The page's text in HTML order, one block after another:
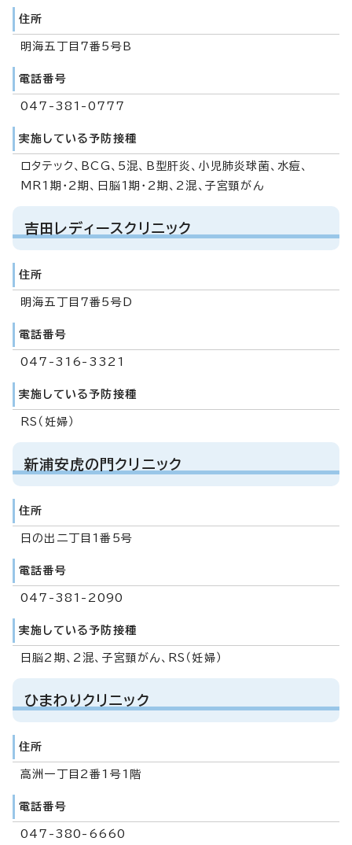
住所
明海五丁目7番5号B
電話番号
047-381-0777
実施している予防接種
ロタテック、BCG、5混、B型肝炎、小児肺炎球菌、水痘、
MR1期・2期、日脳1期・2期、2混、子宮頸がん
吉田レディースクリニック
住所
明海五丁目7番5号D
電話番号
047-316-3321
実施している予防接種
RS（妊婦）
新浦安虎の門クリニック
住所
日の出二丁目1番5号
電話番号
047-381-2090
実施している予防接種
日脳2期、2混、子宮頸がん、RS（妊婦）
ひまわりクリニック
住所
高洲一丁目2番1号1階
電話番号
047-380-6660